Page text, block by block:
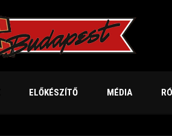
ELŐKÉSZÍTŐ MÉDIA